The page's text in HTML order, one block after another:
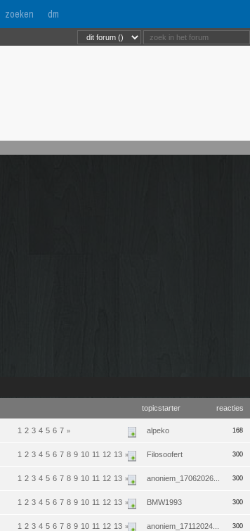
zoeken dm
topicstarter reacties
1 2 3 4 5 6 7 » alpeko 168
1 2 3 4 5 6 7 8 9 10 11 12 13 » Filosoofert 300
1 2 3 4 5 6 7 8 9 10 11 12 13 » anoniem_17062026... 300
1 2 3 4 5 6 7 8 9 10 11 12 13 » BMW1993 300
1 2 3 4 5 6 7 8 9 10 11 12 13 » anoniem_17112024... 300